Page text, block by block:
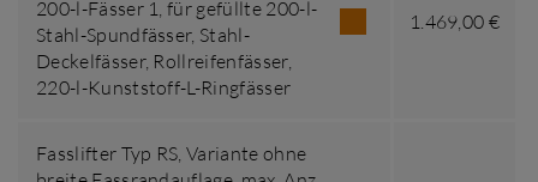
200-l-Fässer 1,für gefüllte 200-l-
Stahl-Spundfässer, Stahl-
Deckelfässer, Rollreifenfässer,
220-l-Kunststoff-L-Ringfässer
1.469,00 €
Fasslifter Typ RS,Variante ohne